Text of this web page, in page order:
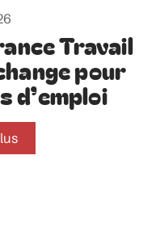
Travail
pour
d’emploi